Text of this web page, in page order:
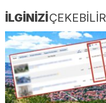
İLGİNİZİÇEKEBİLİR